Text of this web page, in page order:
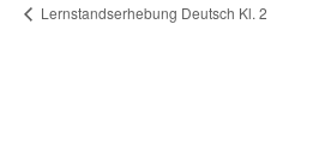
Lernstandserhebung Deutsch Kl. 2